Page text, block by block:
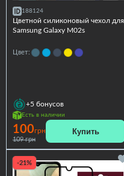
188124
Цветной силиконовый чехол для
Samsung Galaxy M02s
Цвет:
+5 бонусов
Есть в наличии
100грн
109 грн
Купить
-21%